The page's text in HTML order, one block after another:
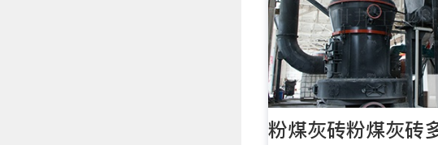
粉煤灰砖粉煤灰砖